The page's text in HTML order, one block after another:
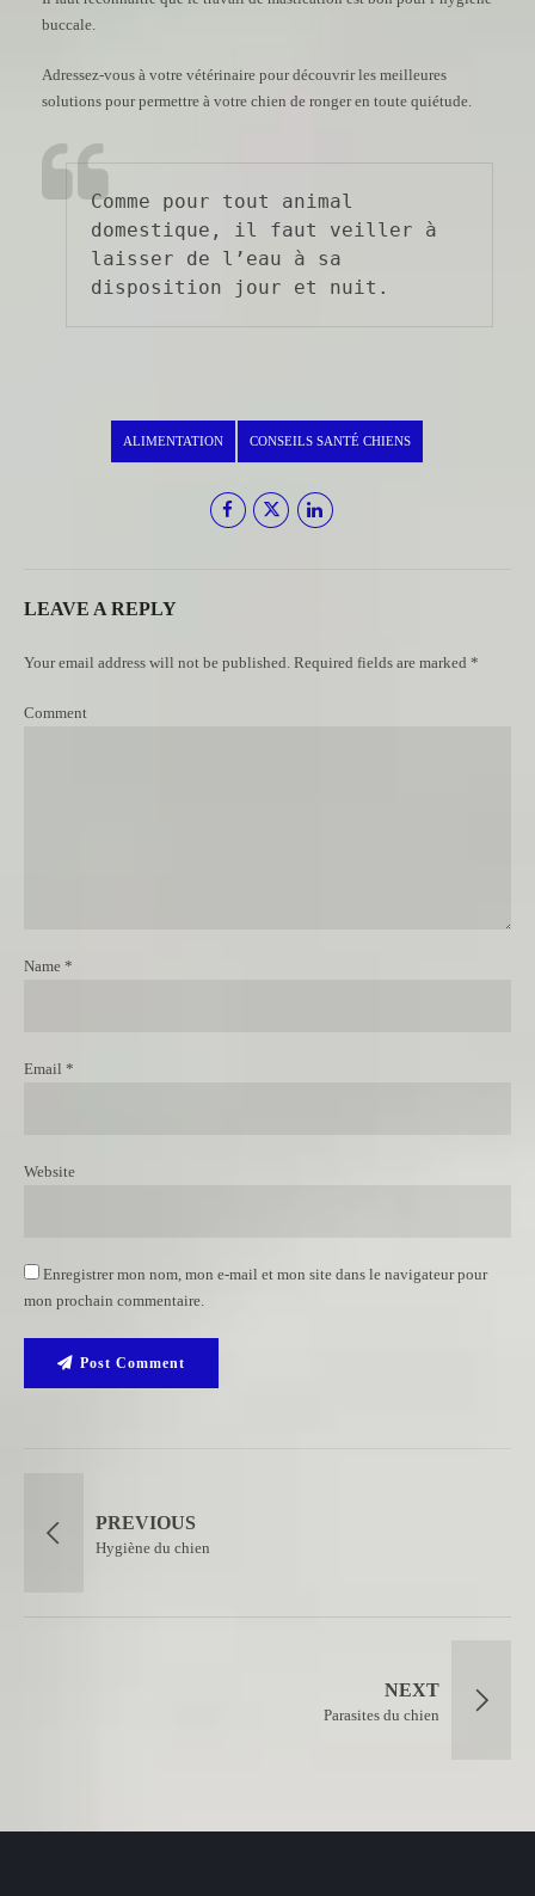
buccale.
Adressez-vous à votre vétérinaire pour découvrir les meilleures
solutions pour permettre à votre chien de ronger en toute quiétude.
Comme pour tout animal
domestique, il faut veiller à
laisser de l’eau à sa
disposition jour et nuit.
ALIMENTATION CONSEILS SANTÉ CHIENS
LEAVE A REPLY
Your email address will not be published. Required fields are marked *
Comment
Name *
Email *
Website
Enregistrer mon nom, mon e-mail et mon site dans le navigateur pour
mon prochain commentaire.
Post Comment
PREVIOUS
Hygiène du chien
NEXT
Parasites du chien